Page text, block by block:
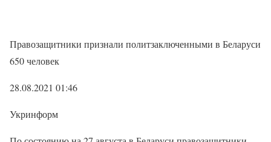
Правозащитники признали политзаключенными в Беларуси
650 человек
28.08.2021 01:46
Укринформ